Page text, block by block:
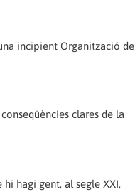
incipient Organització de
clares de la
hagi gent, al segle XXI,